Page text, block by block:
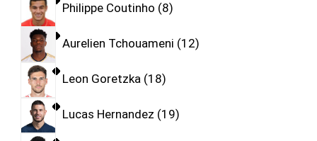
Philippe Coutinho 8
Aurelien Tchouameni 12
Leon Goretzka 18
Lucas Hernandez 19